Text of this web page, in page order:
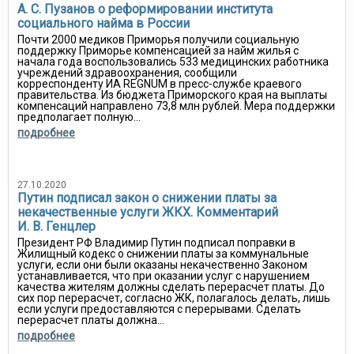
А. С. Пузанов о реформировании института
социального найма в России
Почти 2000 медиков Приморья получили социальную
поддержку Приморье компенсацией за найм жилья с
начала года воспользовались 533 медицинских работника
учреждений здравоохранения, сообщили
корреспонденту ИА REGNUM в пресс-службе краевого
правительства. Из бюджета Приморского края на выплаты
компенсаций направлено 73,8 млн рублей. Мера поддержки
предполагает полную...
подробнее
27.10.2020
Путин подписал закон о снижении платы за
некачественные услуги ЖКХ. Комментарий
И. В. Генцлер
Президент РФ Владимир Путин подписал поправки в
Жилищный кодекс о снижении платы за коммунальные
услуги, если они были оказаны некачественно Законом
устанавливается, что при оказании услуг с нарушением
качества жителям должны сделать перерасчет платы. До
сих пор перерасчет, согласно ЖК, полагалось делать, лишь
если услуги предоставляются с перерывами. Сделать
перерасчет платы должна...
подробнее